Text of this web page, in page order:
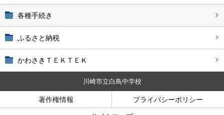
各種手続き
ふるさと納税
かわさきＴＥＫＴＥＫ
川崎市立白鳥中学校
著作権情報 プライバシーポリシー